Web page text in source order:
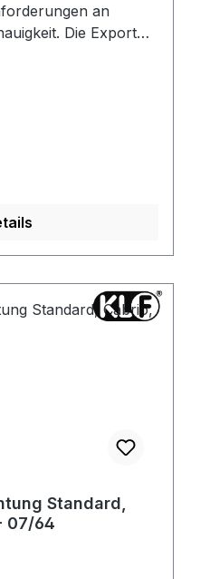
an
Die Export
Standard,
07/64